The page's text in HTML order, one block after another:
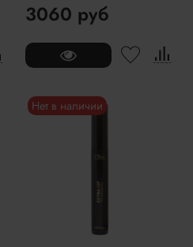
3060 руб
Нет в наличии